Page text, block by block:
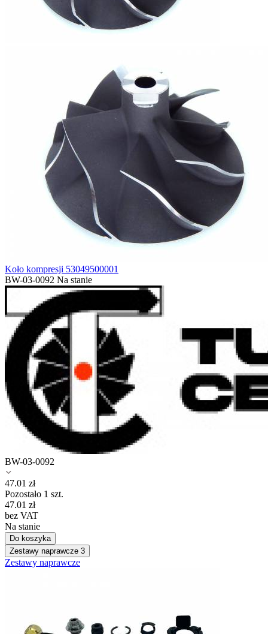
Koło kompresji 53049500001
BW-03-0092 Na stanie
BW-03-0092
47.01 zł
Pozostało 1 szt.
47.01 zł
bez VAT
Na stanie
Do koszyka
Zestawy naprawcze 3
Zestawy naprawcze